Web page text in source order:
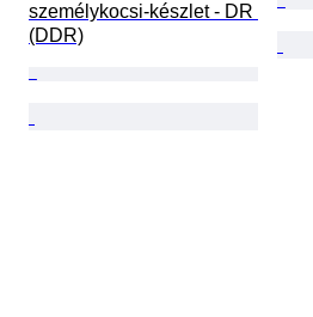
személykocsi-készlet - DR
(DDR)